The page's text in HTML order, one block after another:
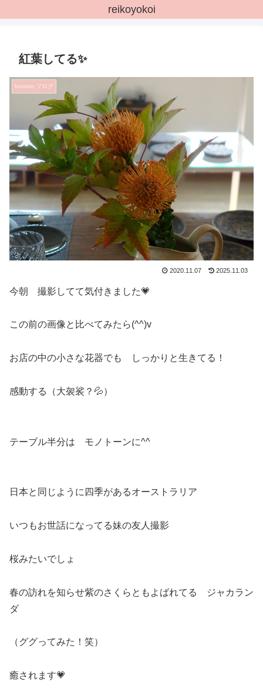
reikoyokoi
紅葉してる✨
bonton.ブログ
2020.11.07 2025.11.03
今朝 撮影してて気付きました💗
この前の画像と比べてみたら(^^)v
お店の中の小さな花器でも しっかりと生きてる！
感動する（大袈裟？💦）
テーブル半分は モノトーンに^^
日本と同じように四季があるオーストラリア
いつもお世話になってる妹の友人撮影
桜みたいでしょ
春の訪れを知らせ紫のさくらともよばれてる ジャカラン
ダ
（ググってみた！笑）
癒されます💗